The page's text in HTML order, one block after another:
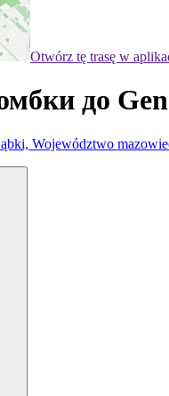
Otwórz tę trasę w
до
Województwo